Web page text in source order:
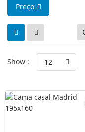
Preço
Show : 12